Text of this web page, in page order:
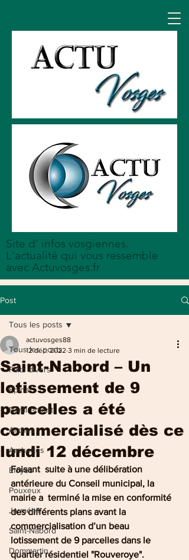
Site d' infos vosgiennes.
L'actualité qui vous ressemble
avec Actuvosges.fr
Post
Tous les posts
Faits divers
Epinal
Remiremont
Arches
Archettes
Eloyes
Pouxeux
Jarménil
Saint-Nabord
Dommartin
Tous les posts
Saint-Nabord – Un
lotissement de 9
parcelles a été
commercialisé dès ce
lundi 12 décembre
actuvosges88
12 déc. 2022 3 min de lecture
Faisant  suite à une délibération
antérieure du Conseil municipal, la
mairie a  terminé la mise en conformité
des différents plans avant la
commercialisation d’un beau
lotissement de 9 parcelles dans le
quartier résidentiel "Rouveroye".